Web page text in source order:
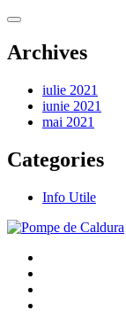
Archives
iulie 2021
iunie 2021
mai 2021
Categories
Info Utile